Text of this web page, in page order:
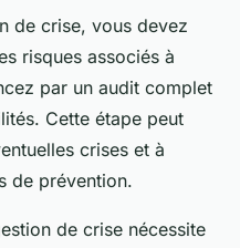
de crise, vous devez
risques associés à
par un audit complet
Cette étape peut
crises et à
de prévention.
de crise nécessite